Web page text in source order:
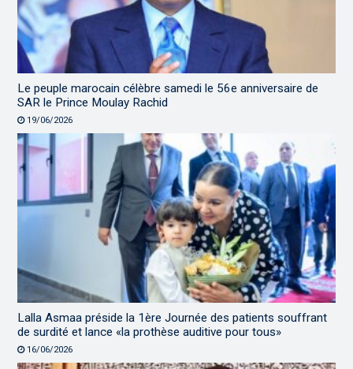
Le peuple marocain célèbre samedi le 56e anniversaire de
SAR le Prince Moulay Rachid
19/06/2026
Lalla Asmaa préside la 1ère Journée des patients souffrant
de surdité et lance «la prothèse auditive pour tous»
16/06/2026